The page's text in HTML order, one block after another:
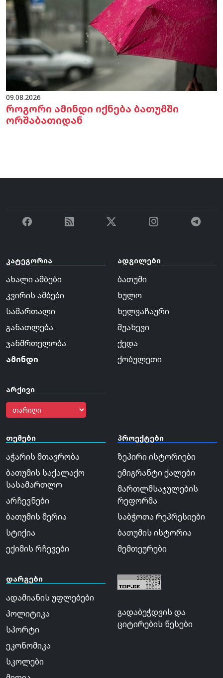
09.08.2026
როგორი ამინდი იქნება ბათუმში
ორშაბათიდან
კატეგორია
ახალი ამბები
კვირის ამბები
სამართალი
განათლება
ჯანმრთელობა
ამინდი
არქივი
ადგილები
ბათუმი
ხულო
ხელვაჩაური
შუახევი
ქედა
ქობულეთი
თემები
აჭარის მთავრობა
ბათუმის საქალაქო
სასამართლო
არჩევნები
ბათუმის მერია
სტიქია
ექიმის რჩევები
პროექტები
ზეპირი ისტორიები
ემიგრანტი ქალები
მართლმსაჯულების
რეფორმა
საბჭოთა რეპრესიები
ბათუმის ისტორია
მემთეურები
დარგები
ადამიანის უფლებები
პოლიტიკა
სპორტი
ეკონომიკა
სკოლები
გადაბეჭდვის და
ციტირების წესები